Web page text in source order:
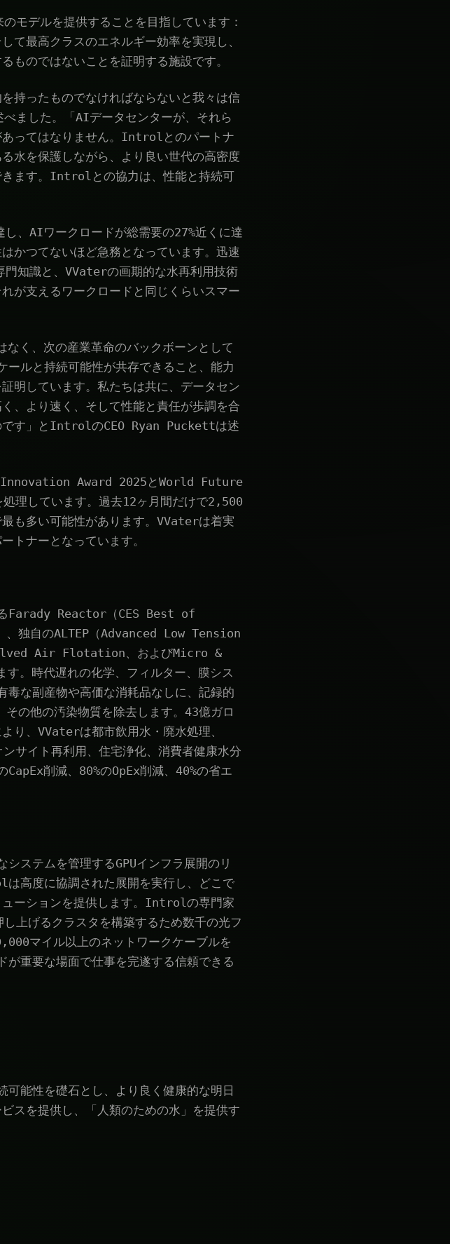
モデルを提供することを目指しています：
て最高クラスのエネルギー効率を実現し、
ものではないことを証明する施設です。
持ったものでなければならないと我々は信
ました。「AIデータセンターが、それら
あってはなりません。Introlとのパートナ
水を保護しながら、より良い世代の高密度
きます。Introlとの協力は、性能と持続可
、AIワークロードが総需要の27%近くに達
かつてないほど急務となっています。迅速
知識と、VVaterの画期的な水再利用技術
が支えるワークロードと同じくらいスマー
く、次の産業革命のバックボーンとして
ルと持続可能性が共存できること、能力
明しています。私たちは共に、データセン
、より速く、そして性能と責任が歩調を合
です」とIntrolのCEO Ryan Puckettは述
Award 2025とWorld Future
理しています。過去12ヶ月間だけで2,500
も多い可能性があります。VVaterは着実
トナーとなっています。
るFarady Reactor（CES Best of
自のALTEP（Advanced Low Tension
Air Flotation、およびMicro &
。時代遅れの化学、フィルター、膜シス
な副産物や高価な消耗品なしに、記録的
の他の汚染物質を除去します。43億ガロ
り、VVaterは都市飲用水・廃水処理、
サイト再利用、住宅浄化、消費者健康水分
削減、80%のOpEx削減、40%の省エ
ステムを管理するGPUインフラ展開のリ
高度に協調された展開を実行し、どこで
ューションを提供します。Introlの専門家
上げるクラスタを構築するため数千の光フ
マイル以上のネットワークケーブルを
重要な場面で仕事を完遂する信頼できる
能性を礎石とし、より良く健康的な明日
スを提供し、「人類のための水」を提供す